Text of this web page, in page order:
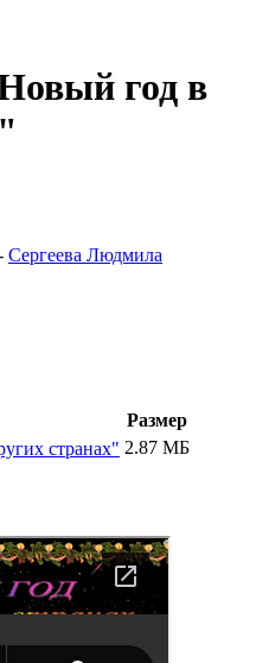
год в
Сергеева Людмила
Размер
странах" 2.87 МБ